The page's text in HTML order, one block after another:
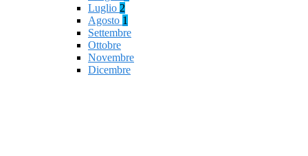
Luglio 2
Agosto 1
Settembre
Ottobre
Novembre
Dicembre